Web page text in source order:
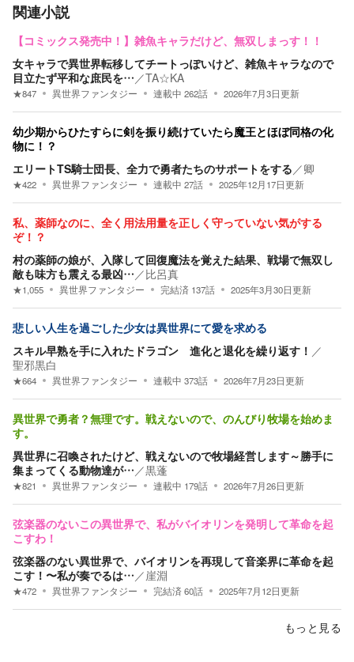
関連小説
【コミックス発売中！】雑魚キャラだけど、無双しまっす！！
女キャラで異世界転移してチートっぽいけど、雑魚キャラなので
目立たず平和な庶民を… ／TA☆KA
★847 異世界ファンタジー 連載中 262話 2026年7月3日更新
幼少期からひたすらに剣を振り続けていたら魔王とほぼ同格の化
物に！？
エリートTS騎士団長、全力で勇者たちのサポートをする ／卿
★422 異世界ファンタジー 連載中 27話 2025年12月17日更新
私、薬師なのに、全く用法用量を正しく守っていない気がする
ぞ！？
村の薬師の娘が、入隊して回復魔法を覚えた結果、戦場で無双し
敵も味方も震える最凶… ／比呂真
★1,055 異世界ファンタジー 完結済 137話 2025年3月30日更新
悲しい人生を過ごした少女は異世界にて愛を求める
スキル早熟を手に入れたドラゴン 進化と退化を繰り返す！ ／
聖邪黒白
★664 異世界ファンタジー 連載中 373話 2026年7月23日更新
異世界で勇者？無理です。戦えないので、のんびり牧場を始めま
す。
異世界に召喚されたけど、戦えないので牧場経営します～勝手に
集まってくる動物達が… ／黒蓬
★821 異世界ファンタジー 連載中 179話 2026年7月26日更新
弦楽器のないこの異世界で、私がバイオリンを発明して革命を起
こすわ！
弦楽器のない異世界で、バイオリンを再現して音楽界に革命を起
こす！〜私が奏でるは… ／ 崖淵
★472 異世界ファンタジー 完結済60話 2025年7月12日更新
もっと見る